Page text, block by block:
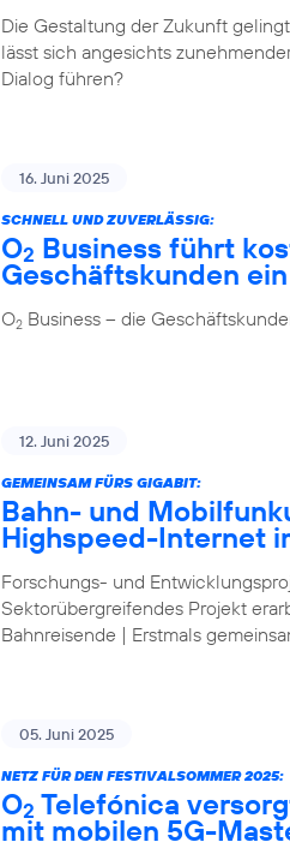
Die Gestaltung der Zukunft
lässt sich angesichts
Dialog führen?
16. Juni 2025
SCHNELL UND ZUVERLÄSSIG:
O2 Business führt
Geschäftskunden ein
O2 Business – die
12. Juni 2025
GEMEINSAM FÜRS GIGABIT:
Bahn- und
Highspeed-Internet
Forschungs- und
Sektorübergreifendes Projekt
Bahnreisende | Erstmals
05. Juni 2025
NETZ FÜR DEN FESTIVALSOMMER 2025:
O2 Telefónica
mit mobilen 5G-